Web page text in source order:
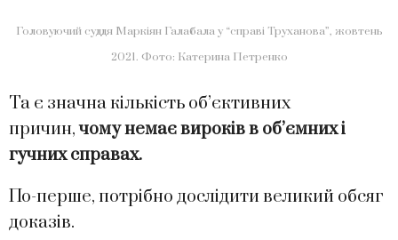
Головуючий суддя Маркіян Галабала у “справі Труханова”, жовтень
2021. Фото: Катерина Петренко
Та є значна кількість об’єктивних
причин,чому немає вироків в об’ємних і
гучних справах.
По-перше, потрібно дослідити великий обсяг
доказів.